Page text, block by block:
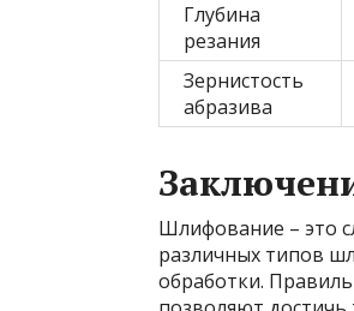
Глубина
резания
Зернистость
абразива
Шлифование – это
различных типов
обработки.